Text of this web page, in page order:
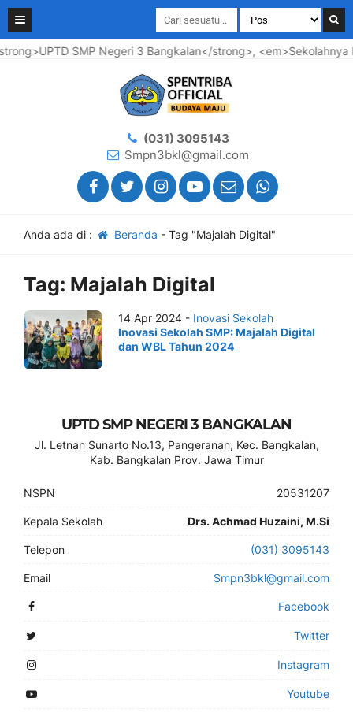
SMP Negeri 3 Bangkalan</strong>, <em>Sekolahnya
(031) 3095143
Smpn3bkl@gmail.com
Anda ada di : Beranda - Tag "Majalah Digital"
Tag: Majalah Digital
14 Apr 2024 - Inovasi Sekolah
Inovasi Sekolah SMP: Majalah Digital
dan WBL Tahun 2024
UPTD SMP NEGERI 3 BANGKALAN
Jl. Letnan Sunarto No.13, Pangeranan, Kec. Bangkalan,
Kab. Bangkalan Prov. Jawa Timur
NSPN 20531207
Kepala Sekolah Drs. Achmad Huzaini, M.Si
Telepon (031) 3095143
Email Smpn3bkl@gmail.com
Facebook
Twitter
Instagram
Youtube